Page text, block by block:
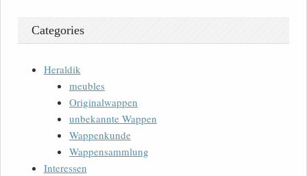
Categories
Heraldik
meubles
Originalwappen
unbekannte Wappen
Wappenkunde
Wappensammlung
Interessen